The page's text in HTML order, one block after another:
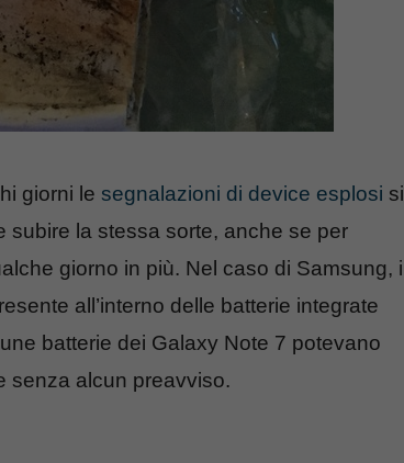
giorni le segnalazioni di device esplosi si
subire la stessa sorte, anche se per
giorno in più. Nel caso di Samsung, i
all’interno delle batterie integrate
batterie dei Galaxy Note 7 potevano
senza alcun preavviso.